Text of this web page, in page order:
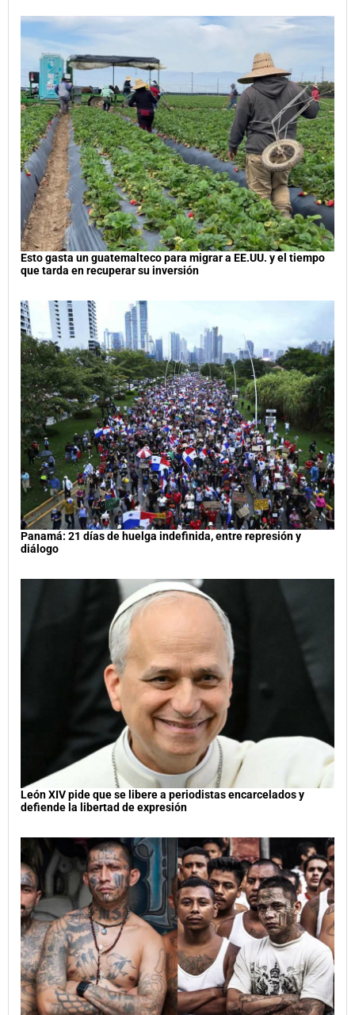
Esto gasta un guatemalteco para migrar a EE.UU. y el tiempo
que tarda en recuperar su inversión
Panamá: 21 días de huelga indefinida, entre represión y
diálogo
León XIV pide que se libere a periodistas encarcelados y
defiende la libertad de expresión